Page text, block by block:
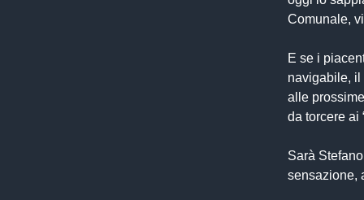
Comunale,
E se i
navigabile, il
alle
da torcere ai
Sarà
sensazione,